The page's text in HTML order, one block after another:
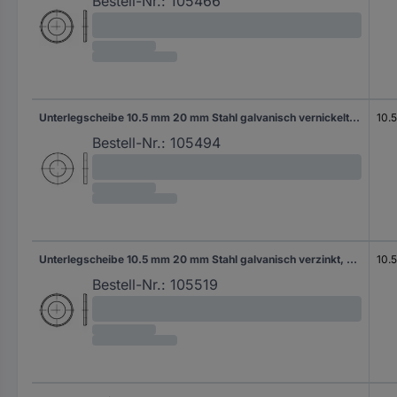
Unterlegscheibe 10.5 mm 20 mm Stahl galvanisch vernickelt 1000 St. TOOLCRAFT 105494
Bestell-Nr.: 105494
Unterlegscheibe 10.5 mm 20 mm Stahl galvanisch verzinkt, gelb chromatisiert 1000 St. TOOLCRAFT 105519
Bestell-Nr.: 105519